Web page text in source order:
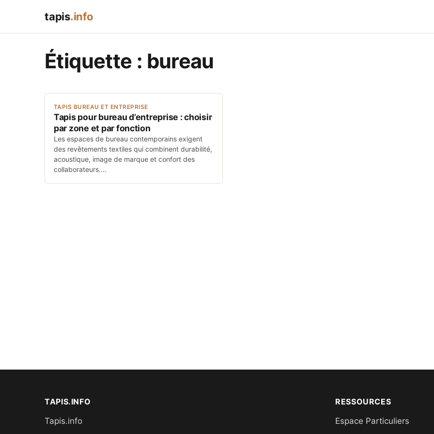
tapis.info
Étiquette : bureau
TAPIS BUREAU ET ENTREPRISE
Tapis pour bureau d’entreprise : choisir
par zone et par fonction
Les espaces de bureau contemporains exigent
des revêtements textiles qui combinent durabilité,
acoustique, image de marque et confort des
collaborateurs.…
TAPIS.INFO
Tapis.info
RESSOURCES
Espace Particuliers